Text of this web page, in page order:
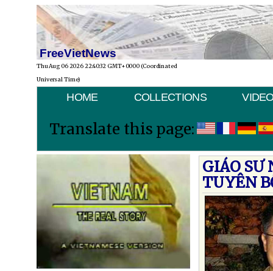
FreeVietNews
Thu Aug 06 2026 22:40:32 GMT+0000 (Coordinated
Universal Time)
HOME COLLECTIONS
Translate this page:
GIÁO SƯ
TUYÊN